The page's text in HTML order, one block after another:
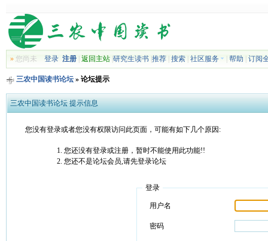
»您尚未 登录 注册| 返回主站| 研究生读书| 推荐| 搜索| 社区服务 帮助 订阅
三农中国读书论坛» 论坛提示
三农中国读书论坛 提示信息
您没有登录或者您没有权限访问此页面，可能有如下几个原因:
您还没有登录或注册，暂时不能使用此功能!!
您还不是论坛会员,请先登录论坛
登录
用户名
密码